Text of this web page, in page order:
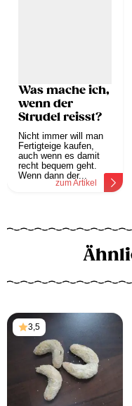
Was mache ich,
wenn der
Strudel reisst?
Nicht immer will man
Fertigteige kaufen,
auch wenn es damit
recht bequem geht.
Wenn dann der...
zum Artikel
3,5